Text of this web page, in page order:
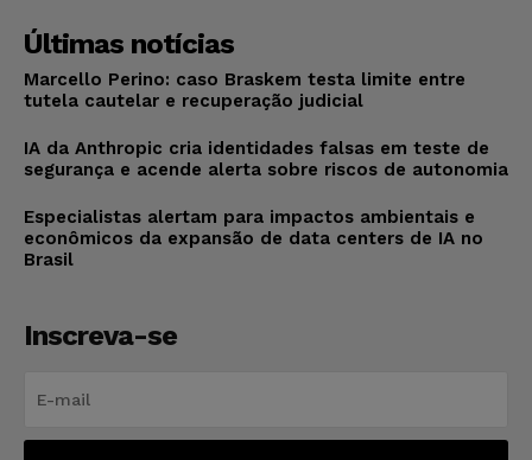
Últimas notícias
Marcello Perino: caso Braskem testa limite entre
tutela cautelar e recuperação judicial
IA da Anthropic cria identidades falsas em teste de
segurança e acende alerta sobre riscos de autonomia
Especialistas alertam para impactos ambientais e
econômicos da expansão de data centers de IA no
Brasil
Inscreva-se